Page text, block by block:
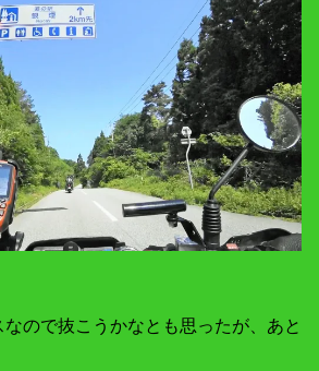
ので抜こうかなとも思ったが、あと